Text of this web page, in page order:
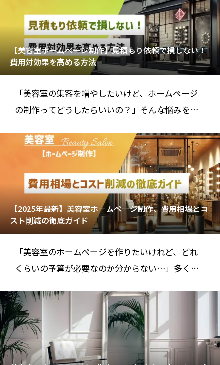
【美容室ホームページ制作】見積もり依頼で損しない！
費用対効果を高める方法
「美容室の集客を増やしたいけど、ホームページ
の制作ってどうしたらいいの？」そんな悩みを抱
【2025年最新】美容室ホームページ制作、費用相場とコ
スト削減の徹底ガイド
「美容室のホームページを作りたいけれど、どれ
くらいの予算が必要なのか分からない…」多くの